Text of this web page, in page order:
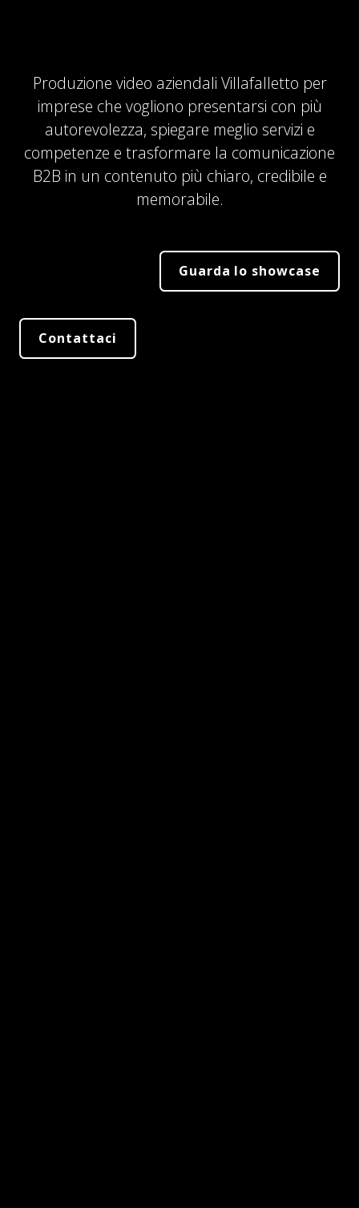
Produzione video aziendali Villafalletto per
imprese che vogliono presentarsi con più
autorevolezza, spiegare meglio servizi e
competenze e trasformare la comunicazione
B2B in un contenuto più chiaro, credibile e
memorabile.
Guarda lo showcase
Contattaci